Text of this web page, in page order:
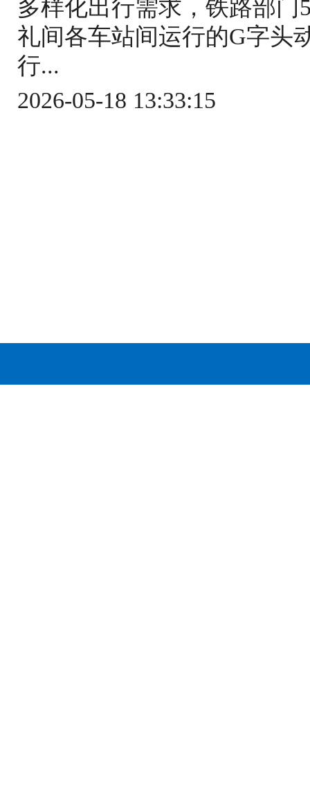
多样化出行需求，铁路部门
礼间各车站间运行的G字头
行...
2026-05-18 13:33:15